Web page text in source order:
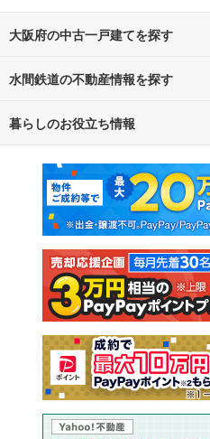
大阪府の中古一戸建てを探す
路線・駅から探す
通勤・通学時間から探す
水間鉄道の不動産情報を探す
不動産・住宅
新築マンション
新築一戸建て
注文住宅
売却査定
暮らしのお役立ち情報
マンションカタログ